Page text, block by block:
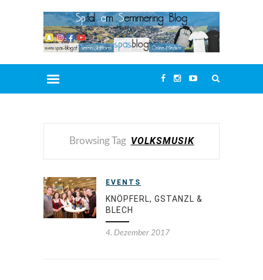
Browsing Tag VOLKSMUSIK
EVENTS
KNÖPFERL, GSTANZL &
BLECH
4. Dezember 2017